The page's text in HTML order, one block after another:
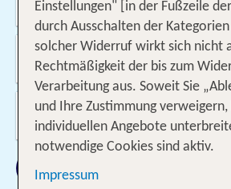
Schweiz
Wann & wie lange?
08.08.2026 - 23.05.2027, 1
Wer reist mit?
2 Erwachsene
Einstellungen" [in der Fußzeile
durch Ausschalten der
solcher Widerruf wirkt sich nicht
Rechtmäßigkeit der bis zum
Verarbeitung aus. Soweit Sie
und Ihre Zustimmung verweigern,
individuellen Angebote
notwendige Cookies sind aktiv.
Impressum